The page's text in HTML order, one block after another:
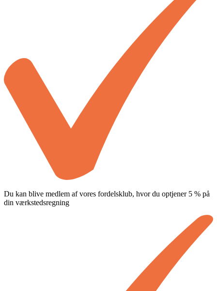
Du kan blive medlem af vores fordelsklub, hvor du optjener 5 % på
din værkstedsregning